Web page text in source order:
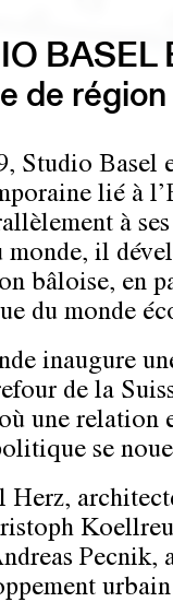
BASEL
de
Studio Basel
lié à
à
monde, il
bâloise, en
du monde
inaugure
de la
une relation
se
Herz,
Pecnik,